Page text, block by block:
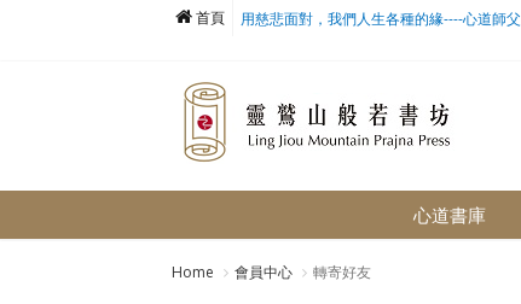
首頁 用慈悲面對，我們人生各種的緣----心道師父
心道書庫
Home 會員中心 轉寄好友